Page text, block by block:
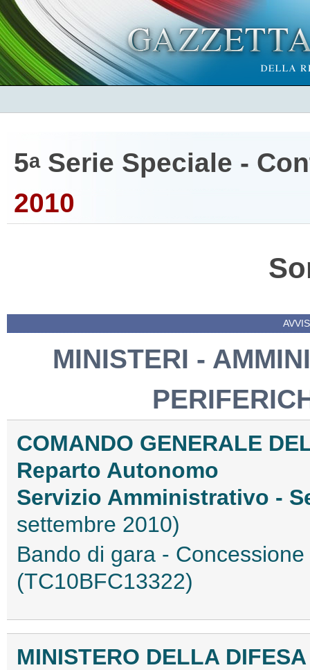
5aSerie Speciale -
2010
MINISTERI -
COMANDO GENERALE
Reparto Autonomo
Servizio Amministrativo -
settembre 2010)
Bando di gara -
(TC10BFC13322)
MINISTERO DELLA DIFESA